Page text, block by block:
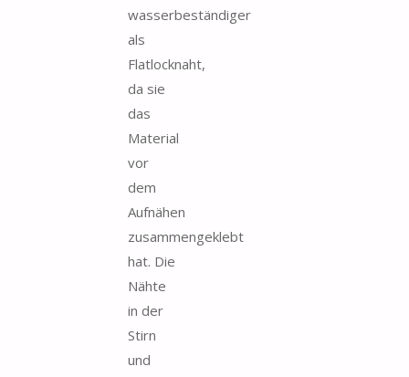
wasserbeständiger
als
Flatlocknaht,
da sie
das
Material
vor
dem
Aufnähen
zusammengeklebt
hat. Die
Nähte
in der
Stirn
und